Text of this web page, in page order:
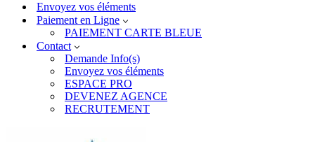
Envoyez vos éléments
Paiement en Ligne
PAIEMENT CARTE BLEUE
Contact
Demande Info(s)
Envoyez vos éléments
ESPACE PRO
DEVENEZ AGENCE
RECRUTEMENT